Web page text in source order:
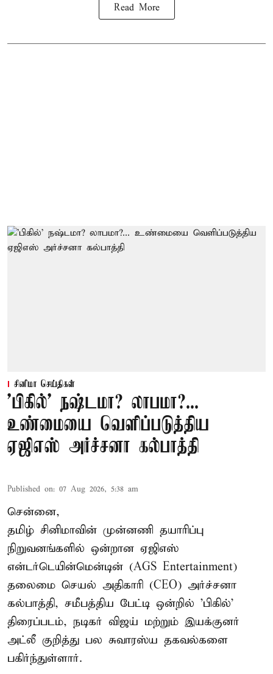
Read More
சினிமா செய்திகள்
'பிகில்' நஷ்டமா? லாபமா?...
உண்மையை வெளிப்படுத்திய
ஏஜிஎஸ் அர்ச்சனா கல்பாத்தி
Published on: 07 Aug 2026, 5:38 am
சென்னை,
தமிழ் சினிமாவின் முன்னணி தயாரிப்பு
நிறுவனங்களில் ஒன்றான ஏஜிஎஸ்
என்டர்டெயின்மென்டின் (AGS Entertainment)
தலைமை செயல் அதிகாரி (CEO) அர்ச்சனா
கல்பாத்தி, சமீபத்திய பேட்டி ஒன்றில் 'பிகில்'
திரைப்படம், நடிகர் விஜய் மற்றும் இயக்குனர்
அட்லீ குறித்து பல சுவாரஸ்ய தகவல்களை
பகிர்ந்துள்ளார்.